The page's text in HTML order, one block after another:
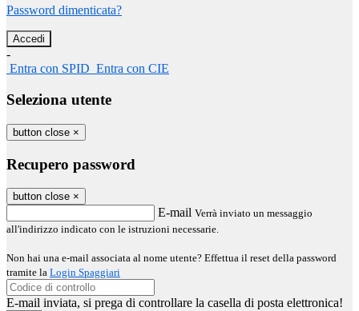
Password dimenticata?
-
Entra con SPID Entra con CIE
Seleziona utente
button close ×
Recupero password
button close ×
E-mail Verrà inviato un messaggio
all'indirizzo indicato con le istruzioni necessarie.
Non hai una e-mail associata al nome utente? Effettua il reset della password
tramite la Login Spaggiari
E-mail inviata, si prega di controllare la casella di posta elettronica!